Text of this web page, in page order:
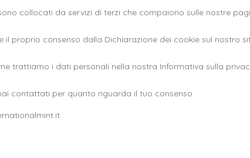
collocati da servizi di terzi che compaiono sulle nostre
proprio consenso dalla Dichiarazione dei cookie sul nostro
trattiamo i dati personali nella nostra Informativa sulla
contattati per quanto riguarda il tuo consenso.